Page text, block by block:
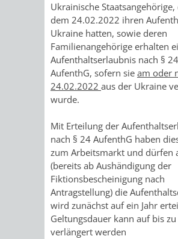
Ukrainische
dem 24.02.2022 ihren
Ukraine hatten, sowie deren
Familienangehörige erhalten
Aufenthaltserlaubnis nach § 24
AufenthG, sofern sie am oder
24.02.2022 aus der Ukraine
wurde.
Mit Erteilung der
nach § 24 AufenthG haben
zum Arbeitsmarkt und dürfen
(bereits ab Aushändigung der
Fiktionsbescheinigung nach
Antragstellung) die
wird zunächst auf ein Jahr
Geltungsdauer kann auf bis zu
verlängert werden